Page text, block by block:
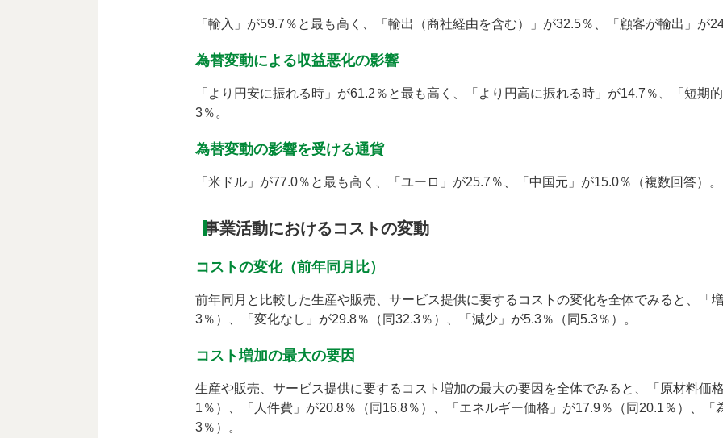
「輸入」が59.7％と最も高く、「輸出（商社経由を含む）」が32.5％、「顧客が輸出」が
為替変動による収益悪化の影響
「より円安に振れる時」が61.2％と最も高く、「より円高に振れる時」が14.7％、「短期
3％。
為替変動の影響を受ける通貨
「米ドル」が77.0％と最も高く、「ユーロ」が25.7％、「中国元」が15.0％（複数回答）。
事業活動におけるコストの変動
コストの変化（前年同月比）
前年同月と比較した生産や販売、サービス提供に要するコストの変化を全体でみると、「
3％）、「変化なし」が29.8％（同32.3％）、「減少」が5.3％（同5.3％）。
コスト増加の最大の要因
生産や販売、サービス提供に要するコスト増加の最大の要因を全体でみると、「原材料価
1％）、「人件費」が20.8％（同16.8％）、「エネルギー価格」が17.9％（同20.1％）、「
3％）。